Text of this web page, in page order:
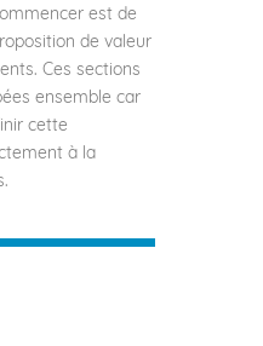
est de
de valeur
Ces sections
ensemble car
cette
à la